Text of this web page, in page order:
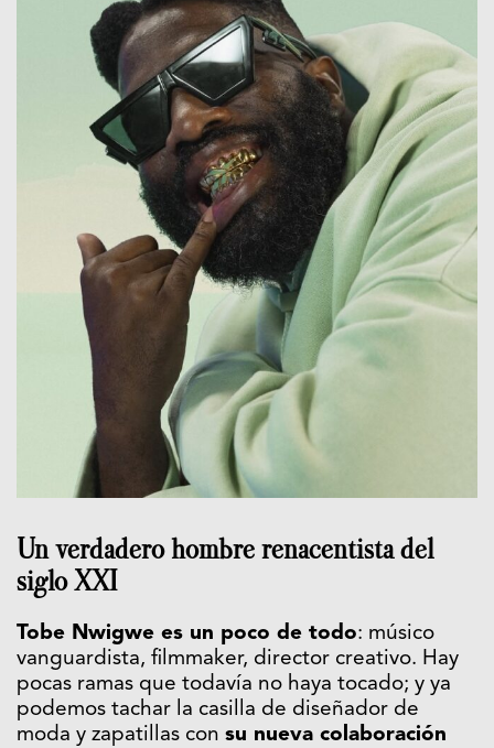
Un verdadero hombre renacentista del
siglo XXI
Tobe Nwigwe es un poco de todo: músico
vanguardista, filmmaker, director creativo. Hay
pocas ramas que todavía no haya tocado; y ya
podemos tachar la casilla de diseñador de
moda y zapatillas con su nueva colaboración